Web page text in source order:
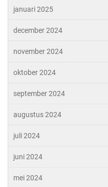
januari 2025
december 2024
november 2024
oktober 2024
september 2024
augustus 2024
juli 2024
juni 2024
mei 2024